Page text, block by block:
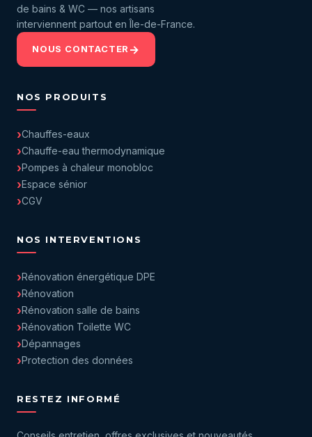
de bains & WC — nos artisans
interviennent partout en Île-de-France.
NOUS CONTACTER
NOS PRODUITS
Chauffes-eaux
Chauffe-eau thermodynamique
Pompes à chaleur monobloc
Espace sénior
CGV
NOS INTERVENTIONS
Rénovation énergétique DPE
Rénovation
Rénovation salle de bains
Rénovation Toilette WC
Dépannages
Protection des données
RESTEZ INFORMÉ